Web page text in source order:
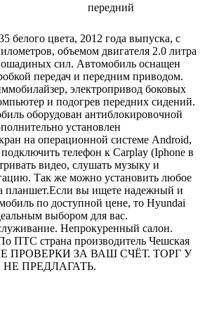
передний
белого цвета, 2012 года выпуска, с
объемом двигателя 2.0 литра
сил. Автомобиль оснащен
передач и передним приводом.
электропривод боковых
и подогрев передних сидений.
оборудован антиблокировочной
установлен
на операционной системе Android,
телефон к Carplay (Iphone в
видео, слушать музыку и
Так же можно установить любое
планшет.Если вы ищете надежный и
по доступной цене, то Hyundai
выбором для вас.
Непрокуренный салон.
ПТС страна производитель Чешская
ПРОВЕРКИ ЗА ВАШ СЧЁТ. ТОРГ У
ПРЕДЛАГАТЬ.